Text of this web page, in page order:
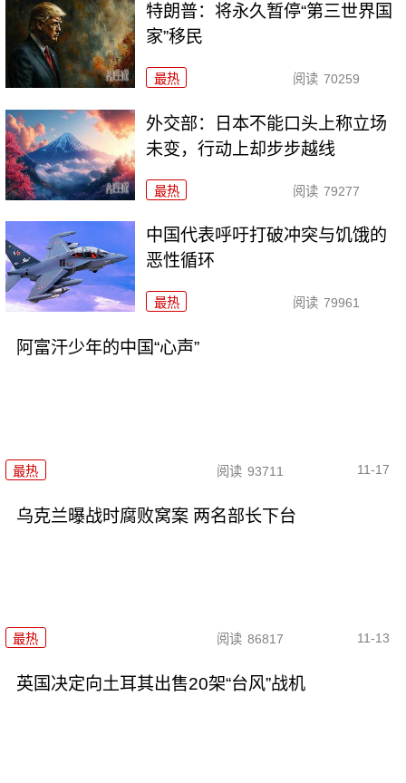
特朗普：将永久暂停“第三世界国
家”移民
最热 阅读 70259
外交部：日本不能口头上称立场
未变，行动上却步步越线
最热 阅读 79277
中国代表呼吁打破冲突与饥饿的
恶性循环
最热 阅读 79961
阿富汗少年的中国“心声”
最热 阅读 93711 11-17
乌克兰曝战时腐败窝案 两名部长下台
最热 阅读 86817 11-13
英国决定向土耳其出售20架“台风”战机